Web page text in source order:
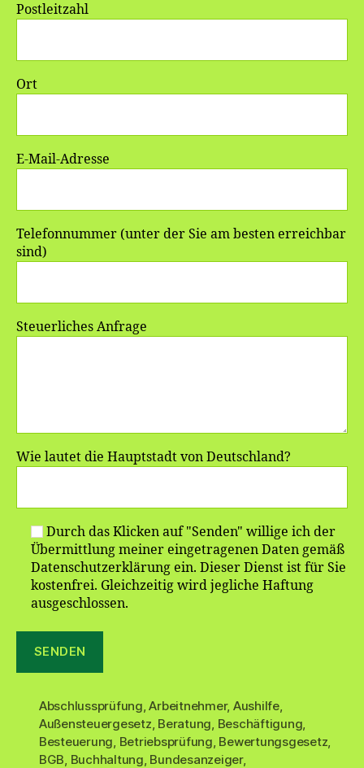
Postleitzahl
Ort
E-Mail-Adresse
Telefonnummer (unter der Sie am besten erreichbar
sind)
Steuerliches Anfrage
Wie lautet die Hauptstadt von Deutschland?
Durch das Klicken auf "Senden" willige ich der
Übermittlung meiner eingetragenen Daten gemäß
Datenschutzerklärung ein. Dieser Dienst ist für Sie
kostenfrei. Gleichzeitig wird jegliche Haftung
ausgeschlossen.
Abschlussprüfung ,Arbeitnehmer, Aushilfe,
Außensteuergesetz Beratung Beschäftigung
Besteuerung Betriebsprüfung Bewertungsgesetz
BGB Buchhaltung Bundesanzeiger,